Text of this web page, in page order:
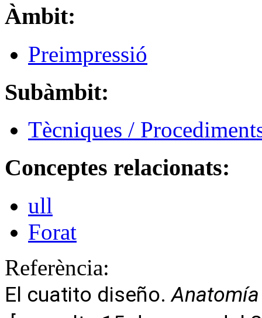
Àmbit:
Preimpressió
Subàmbit:
Tècniques /
Conceptes relacionats:
ull
Forat
Referència:
El cuatito diseño.